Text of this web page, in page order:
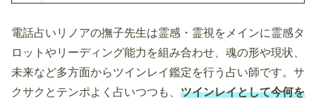
電話占いリノアの撫子先生は霊感・霊視をメインに霊感タ
ロットやリーディング能力を組み合わせ、魂の形や現状、
未来など多方面からツインレイ鑑定を行う占い師です。サ
クサクとテンポよく占いつつも、 ツインレイとして今何を